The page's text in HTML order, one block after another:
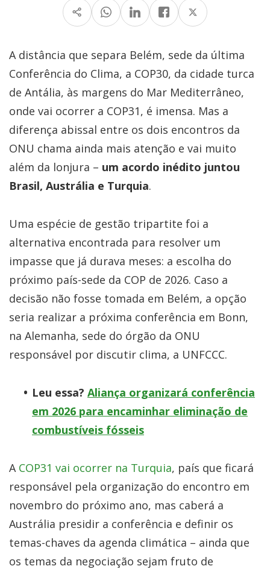
A distância que separa Belém, sede da última
Conferência do Clima, a COP30, da cidade turca
de Antália, às margens do Mar Mediterrâneo,
onde vai ocorrer a COP31, é imensa. Mas a
diferença abissal entre os dois encontros da
ONU chama ainda mais atenção e vai muito
além da lonjura – um acordo inédito juntou
Brasil, Austrália e Turquia.
Uma espécie de gestão tripartite foi a
alternativa encontrada para resolver um
impasse que já durava meses: a escolha do
próximo país-sede da COP de 2026. Caso a
decisão não fosse tomada em Belém, a opção
seria realizar a próxima conferência em Bonn,
na Alemanha, sede do órgão da ONU
responsável por discutir clima, a UNFCCC.
Leu essa? Aliança organizará conferência
em 2026 para encaminhar eliminação de
combustíveis fósseis
A COP31 vai ocorrer na Turquia, país que ficará
responsável pela organização do encontro em
novembro do próximo ano, mas caberá a
Austrália presidir a conferência e definir os
temas-chaves da agenda climática – ainda que
os temas da negociação sejam fruto de